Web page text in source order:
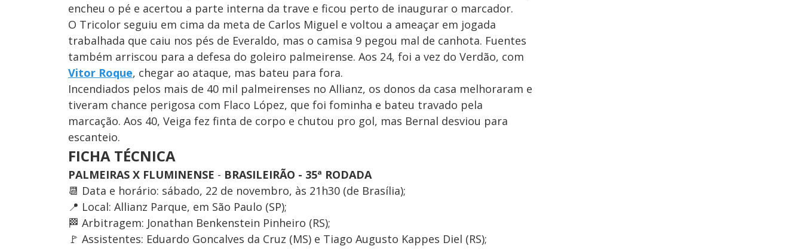
encheu o pé e acertou a parte interna da trave e ficou perto de inaugurar o marcador.
O Tricolor seguiu em cima da meta de Carlos Miguel e voltou a ameaçar em jogada
trabalhada que caiu nos pés de Everaldo, mas o camisa 9 pegou mal de canhota. Fuentes
também arriscou para a defesa do goleiro palmeirense. Aos 24, foi a vez do Verdão, com
Vitor Roque, chegar ao ataque, mas bateu para fora.
Incendiados pelos mais de 40 mil palmeirenses no Allianz, os donos da casa melhoraram e
tiveram chance perigosa com Flaco López, que foi fominha e bateu travado pela
marcação. Aos 40, Veiga fez finta de corpo e chutou pro gol, mas Bernal desviou para
escanteio.
FICHA TÉCNICA
PALMEIRAS X FLUMINENSE - BRASILEIRÃO - 35ª RODADA
📆 Data e horário: sábado, 22 de novembro, às 21h30 (de Brasília);
📍 Local: Allianz Parque, em São Paulo (SP);
🏁 Arbitragem: Jonathan Benkenstein Pinheiro (RS);
🚩 Assistentes: Eduardo Goncalves da Cruz (MS) e Tiago Augusto Kappes Diel (RS);